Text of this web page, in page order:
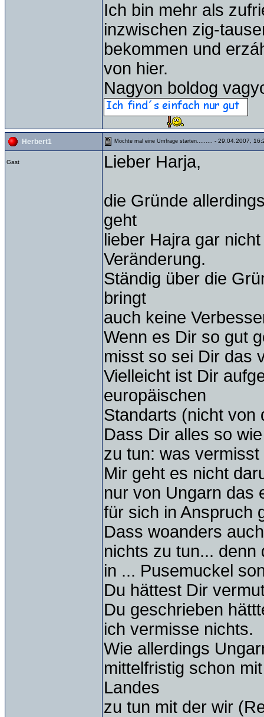
Ich bin mehr als
inzwischen zig-
bekommen und
von hier.
Nagyon boldog
Herbert1 Möchte mal eine Umfrage starten......... - 29.04.2007,
Gast Lieber Harja,
die Gründe
geht
lieber Hajra gar
Veränderung.
Ständig über die
bringt
auch keine
Wenn es Dir so gut
misst so sei Dir das
Vielleicht ist Dir
europäischen
Standarts (nicht von
Dass Dir alles so
zu tun: was vermisst
Mir geht es nicht
nur von Ungarn das
für sich in Anspruch
Dass woanders
nichts zu tun...
in ... Pusemuckel
Du hättest Dir
Du geschrieben
ich vermisse nichts.
Wie allerdings
mittelfristig schon
Landes
zu tun mit der wir